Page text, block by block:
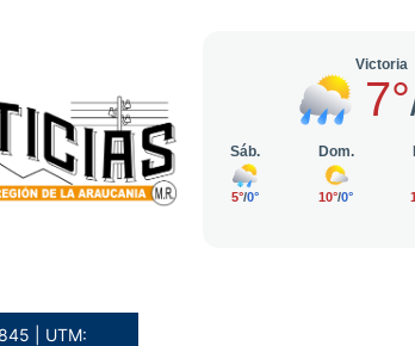
| UTM: